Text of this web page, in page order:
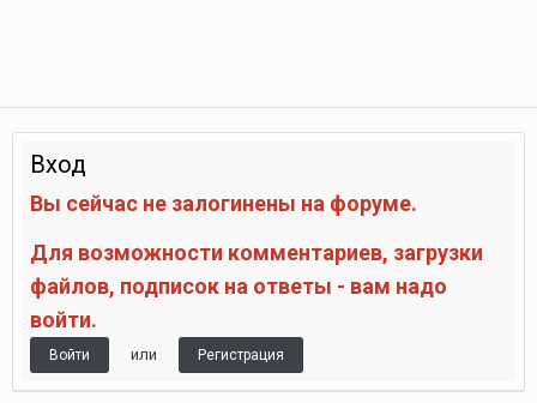
Вход
Вы сейчас не залогинены на форуме.
Для возможности комментариев, загрузки
файлов, подписок на ответы - вам надо
войти.
Войти или Регистрация